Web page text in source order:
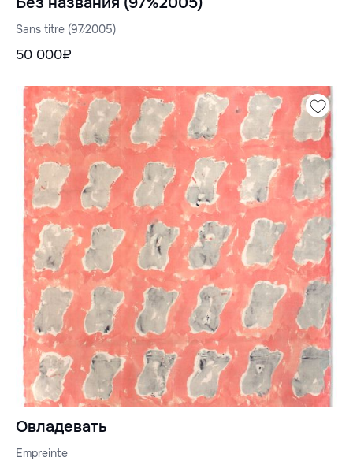
Sans titre (97⁄2005)
50 000₽
Овладевать
Empreinte